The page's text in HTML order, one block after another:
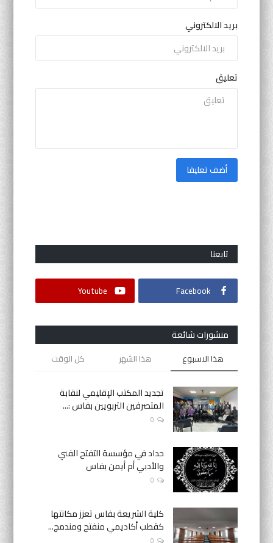
بريد الالكتروني
تعليق
أضف تعليقا
تابعنا
Facebook
Youtube
منشورات شائعة
هذا الاسبوع هذا الشهر كل الوقت
تجديد المكتب الإقليمي لنقابة
المتصرفين التربويين بفاس :...
0
حداد في مؤسسة التفتح الفني
والأدبي أم أيمن بفاس
0
كلية الشريعة بفاس تعزز مكانتها
كقطب أكاديمي منفتح ومندمج...
0